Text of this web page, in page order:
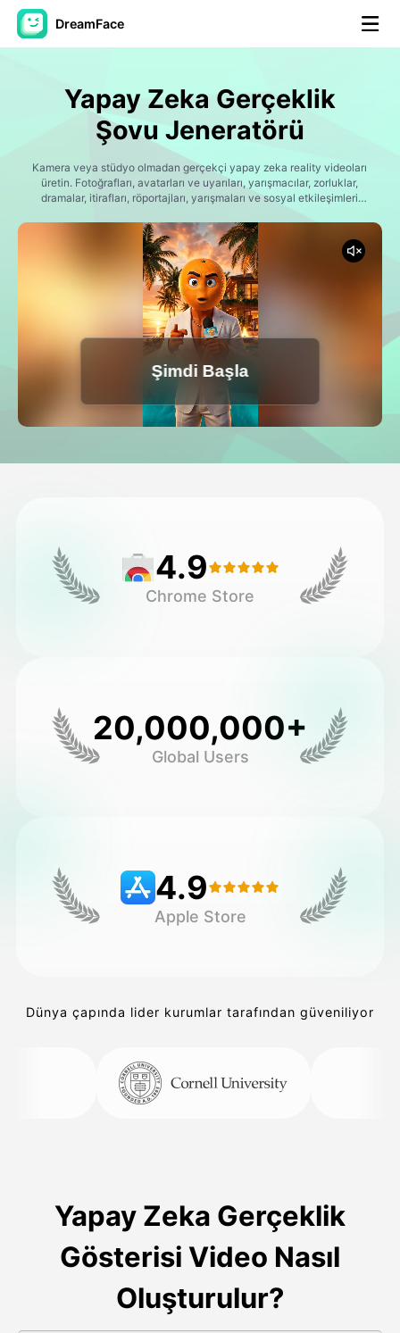
DreamFace
Avatar Video
AI Video
Fotoğraf ▼
Diğer Araçlar
Tüm araçları görüntüle
Avatar Video
▼
Diğer Araçlar
Yapay Zeka Gerçeklik
Şovu Jeneratörü
Kamera veya stüdyo olmadan gerçekçi yapay zeka reality videoları
üretin. Fotoğrafları, avatarları ve uyarıları, yarışmacılar, zorluklar,
dramalar, itirafları, röportajları, yarışmaları ve sosyal etkileşimleri
Dreamface, gerçeklik programı fikirlerinizi sinematik hikaye, dinamik
kamera açıları ve doğal yapay hareketleriyle hayata döndür.
Şimdi Başla
4.9
Chrome Store
20,000,000+
Global Users
4.9
Apple Store
Dünya çapında lider kurumlar tarafından güveniliyor
Yapay Zeka Gerçeklik
Gösterisi Video Nasıl
Oluşturulur?